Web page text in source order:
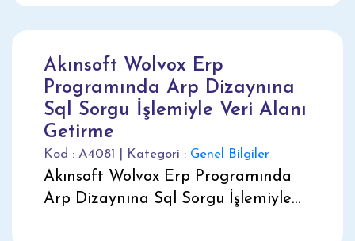
Akınsoft Wolvox Erp
Programında Arp Dizaynına
Sql Sorgu İşlemiyle Veri Alanı
Getirme
Kod : A4081 | Kategori : Genel Bilgiler
Akınsoft Wolvox Erp Programında
Arp Dizaynına Sql Sorgu İşlemiyle